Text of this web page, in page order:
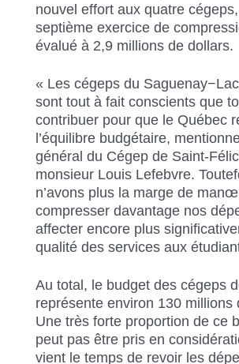
nouvel effort aux quatre
septième exercice de
évalué à 2,9 millions de dollars.
« Les cégeps du
sont tout à fait conscients que
contribuer pour que le Québec
l’équilibre budgétaire,
général du Cégep de Saint-
monsieur Louis Lefebvre.
n’avons plus la marge de
compresser davantage nos
affecter encore plus
qualité des services aux
Au total, le budget des cégeps
représente environ 130 millions
Une très forte proportion de ce
peut pas être pris en
vient le temps de revoir les